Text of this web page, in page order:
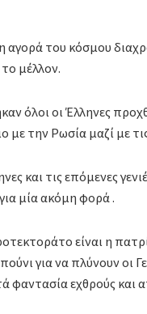
αγορά του κόσμου
μέλλον.
όλοι οι Έλληνες
με την Ρωσία μαζί με
και τις επόμενες
μία ακόμη φορά .
είναι η
για να πλύνουν οι
φαντασία εχθρούς